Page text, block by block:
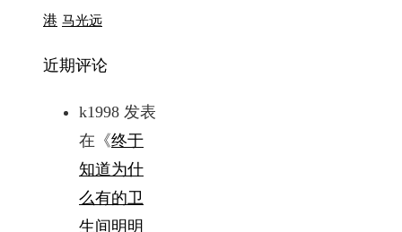
港 马光远
近期评论
k1998 发表
在《终于
知道为什
么有的卫
生间明明